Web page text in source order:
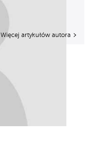
Więcej artykułów autora